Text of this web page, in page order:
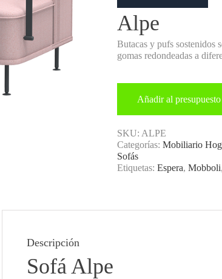
Alpe
Butacas y pufs sostenidos
gomas redondeadas a
Añadir al presupuesto
SKU: ALPE
Categorías:Mobiliario
Sofás
Etiquetas:Espera,Mobboli,
Descripción
Sofá Alpe